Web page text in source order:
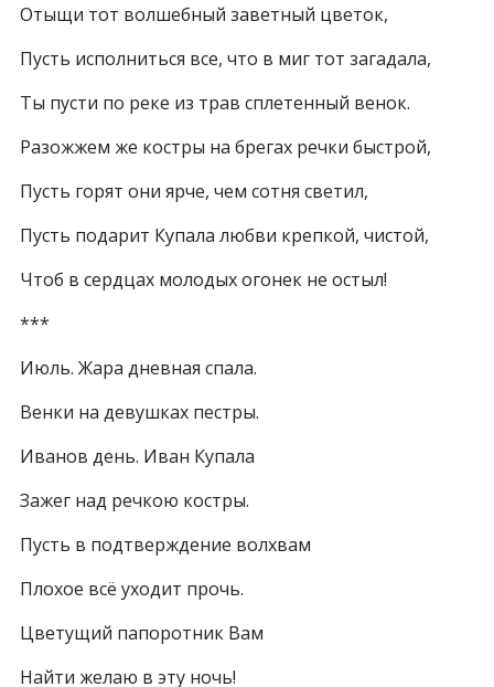
Отыщи тот волшебный заветный цветок,
Пусть исполниться все, что в миг тот загадала,
Ты пусти по реке из трав сплетенный венок.
Разожжем же костры на брегах речки быстрой,
Пусть горят они ярче, чем сотня светил,
Пусть подарит Купала любви крепкой, чистой,
Чтоб в сердцах молодых огонек не остыл!
***
Июль. Жара дневная спала.
Венки на девушках пестры.
Иванов день. Иван Купала
Зажег над речкою костры.
Пусть в подтверждение волхвам
Плохое всё уходит прочь.
Цветущий папоротник Вам
Найти желаю в эту ночь!